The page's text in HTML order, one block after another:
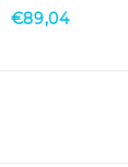
€89,04